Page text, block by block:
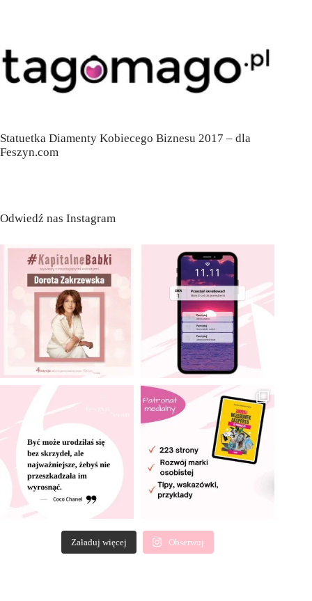
Statuetka Diamenty Kobiecego Biznesu 2017 – dla
Feszyn.com
Odwiedź nas Instagram
Załaduj więcej Obserwuj